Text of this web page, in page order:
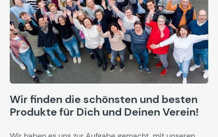
Wir finden die schönsten und besten
Produkte für Dich und Deinen Verein!